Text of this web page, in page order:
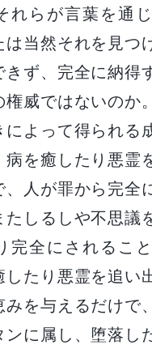
れらが言葉を通
は当然それを見つ
きず、完全に納得
権威ではないのか
によって得られる
病を癒したり悪霊
、人が罪から完全
たしるしや不思議
完全にされるこ
したり悪霊を追い
みを与えるだけで
ンに属し、堕落し